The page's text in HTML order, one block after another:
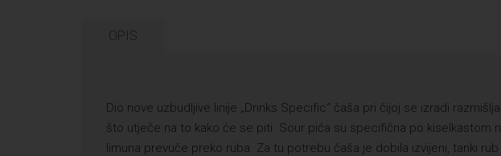
OPIS
Dio nove uzbudljive linije „Drinks Specific“ čaša pri čijoj se izradi
što utječe na to kako će se piti. Sour pića su specifična po kiselkastom
limuna prevuče preko ruba. Za tu potrebu čaša je dobila izvijeni, tanki